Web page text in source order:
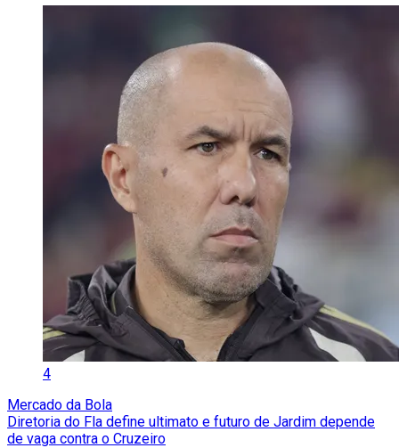
4
Mercado da Bola
Diretoria do Fla define ultimato e futuro de Jardim depende
de vaga contra o Cruzeiro